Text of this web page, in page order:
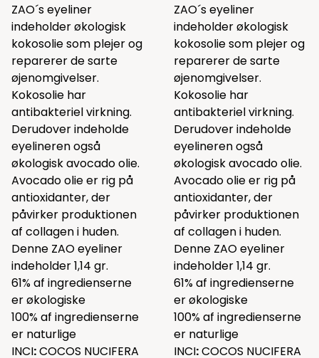
ZAO´s eyeliner
indeholder økologisk
kokosolie som plejer og
reparerer de sarte
øjenomgivelser.
Kokosolie har
antibakteriel virkning.
Derudover indeholde
eyelineren også
økologisk avocado olie.
Avocado olie er rig på
antioxidanter, der
påvirker produktionen
af collagen i huden.
Denne ZAO eyeliner
indeholder 1,14 gr.
61% af ingredienserne
er økologiske
100% af ingredienserne
er naturlige
INCI:COCOS NUCIFERA
ZAO´s eyeliner
indeholder økologisk
kokosolie som plejer og
reparerer de sarte
øjenomgivelser.
Kokosolie har
antibakteriel virkning.
Derudover indeholde
eyelineren også
økologisk avocado olie.
Avocado olie er rig på
antioxidanter, der
påvirker produktionen
af collagen i huden.
Denne ZAO eyeliner
indeholder 1,14 gr.
61% af ingredienserne
er økologiske
100% af ingredienserne
er naturlige
INCI:COCOS NUCIFERA